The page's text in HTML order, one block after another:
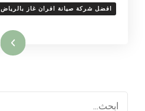
افضل شركة صيانة افران غاز بالرياض
اقرأ المزيد
البحث